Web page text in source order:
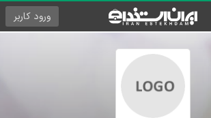
ورود کاربر